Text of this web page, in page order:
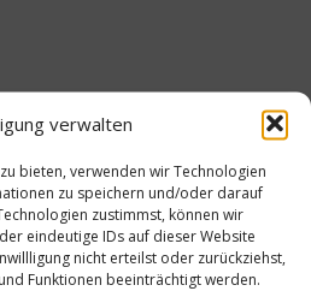
verwalten
bieten, verwenden wir Technologien
zu speichern und/oder darauf
zustimmst, können wir
eindeutige IDs auf dieser Website
nicht erteilst oder zurückziehst,
Funktionen beeinträchtigt werden.
Gesundheit
Körper sauer